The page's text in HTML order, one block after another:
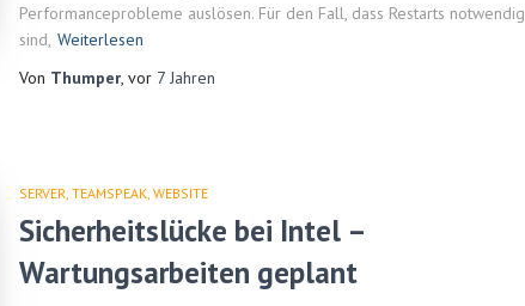
Performanceprobleme auslösen. Für den Fall, dass Restarts notwendig
sind, Weiterlesen
Von Thumper , vor 7 Jahren
SERVER TEAMSPEAK WEBSITE
Sicherheitslücke bei Intel –
Wartungsarbeiten geplant